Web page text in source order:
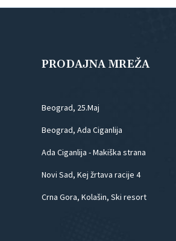
PRODAJNA MREŽA
Beograd, 25.Maj
Beograd, Ada Ciganlija
Ada Ciganlija - Makiška strana
Novi Sad, Kej žrtava racije 4
Crna Gora, Kolašin, Ski resort